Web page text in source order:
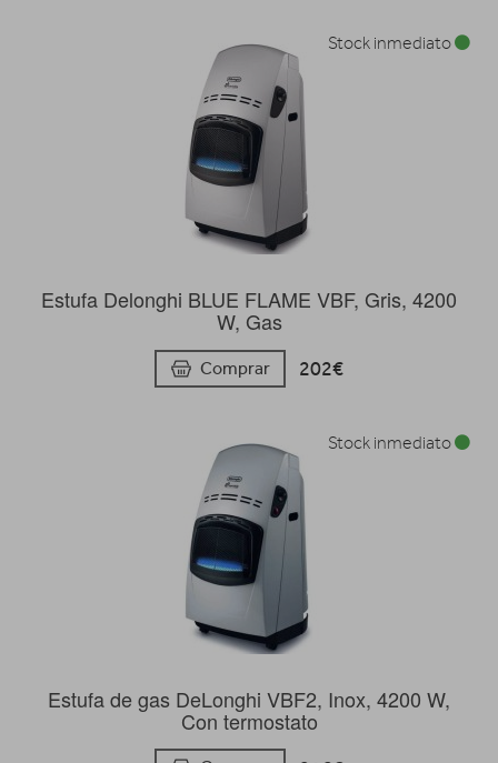
Estufa Delonghi BLUE FLAME VBF, Gris, 4200
W, Gas
Comprar 202€
Stock inmediato
Estufa de gas DeLonghi VBF2, Inox, 4200 W,
Con termostato
Stock inmediato